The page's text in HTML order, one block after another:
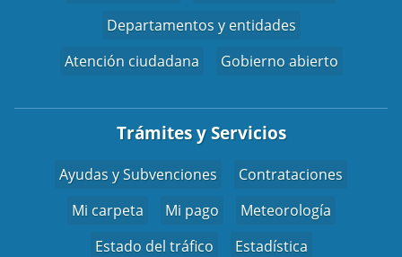
Departamentos y entidades
Atención ciudadana
Gobierno abierto
Trámites y Servicios
Ayudas y Subvenciones
Contrataciones
Mi carpeta
Mi pago
Meteorología
Estado del tráfico
Estadística